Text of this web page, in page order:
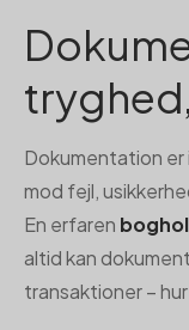
Dokumentation
mod fejl,
En erfaren
altid kan
transaktioner –